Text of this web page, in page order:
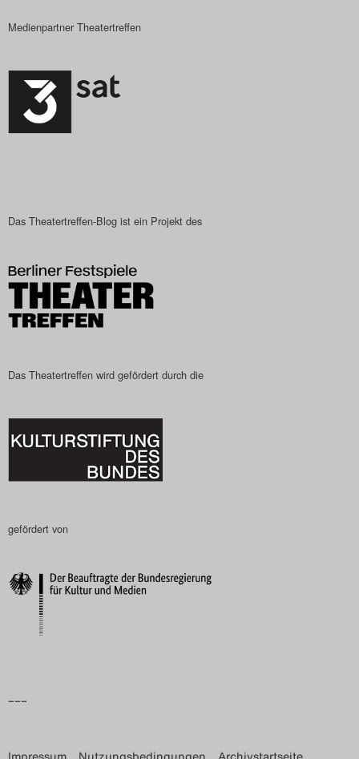
Medienpartner Theatertreffen
Das Theatertreffen-Blog ist ein Projekt des
Das Theatertreffen wird gefördert durch die
gefördert von
–––